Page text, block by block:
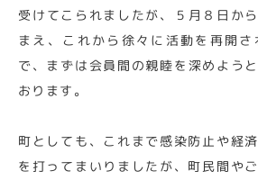
受けてこられましたが、５月８日か
まえ、これから徐々に活動を再開
で、まずは会員間の親睦を深めよう
おります。
町としても、これまで感染防止や経
を打ってまいりましたが、町民間や